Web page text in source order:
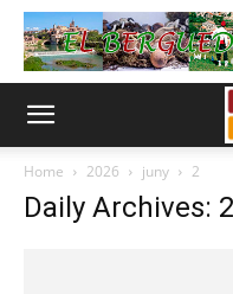
Home 2026 juny 2
Daily Archives: